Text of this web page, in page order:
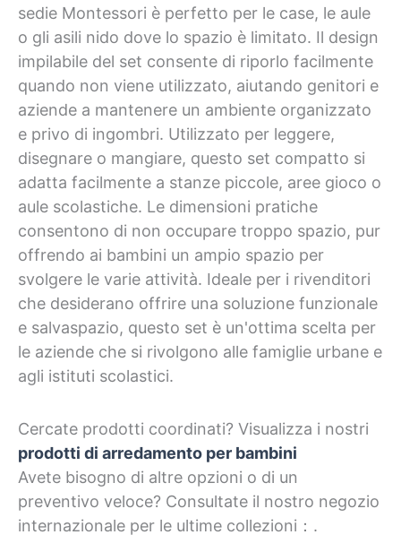
sedie Montessori è perfetto per le case, le aule
o gli asili nido dove lo spazio è limitato. Il design
impilabile del set consente di riporlo facilmente
quando non viene utilizzato, aiutando genitori e
aziende a mantenere un ambiente organizzato
e privo di ingombri. Utilizzato per leggere,
disegnare o mangiare, questo set compatto si
adatta facilmente a stanze piccole, aree gioco o
aule scolastiche. Le dimensioni pratiche
consentono di non occupare troppo spazio, pur
offrendo ai bambini un ampio spazio per
svolgere le varie attività. Ideale per i rivenditori
che desiderano offrire una soluzione funzionale
e salvaspazio, questo set è un'ottima scelta per
le aziende che si rivolgono alle famiglie urbane e
agli istituti scolastici.
Cercate prodotti coordinati? Visualizza i nostri
prodotti di arredamento per bambini
Avete bisogno di altre opzioni o di un
preventivo veloce? Consultate il nostro negozio
internazionale per le ultime collezioni：.